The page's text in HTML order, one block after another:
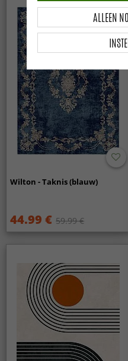
Wilton - Taknis (blauw)
44.99 € 59.99 €
ALLEEN